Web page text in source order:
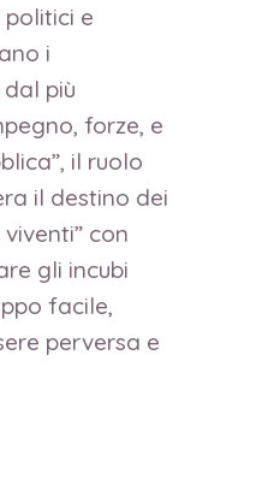
e
i
più
forze, e
il ruolo
il destino dei
con
gli incubi
facile,
perversa e